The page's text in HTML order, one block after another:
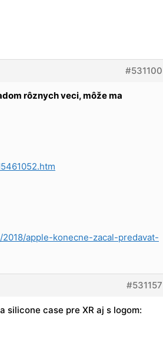
#531100
rôznych veci, môže ma
apple-konecne-zacal-predavat-
#531157
silicone case pre XR aj s logom: